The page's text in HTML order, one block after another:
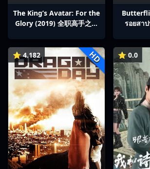
The King’s Avatar: For the
Glory (2019) 全职高手之巅
รอยสา
⭐ 4.182 HD ⭐ 0.0